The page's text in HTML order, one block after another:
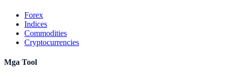
Forex
Indices
Commodities
Cryptocurrencies
Mga Tool